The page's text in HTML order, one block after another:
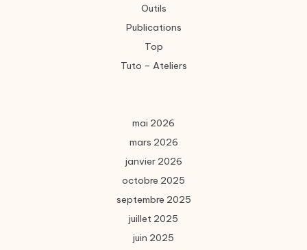
Outils
Publications
Top
Tuto – Ateliers
mai 2026
mars 2026
janvier 2026
octobre 2025
septembre 2025
juillet 2025
juin 2025